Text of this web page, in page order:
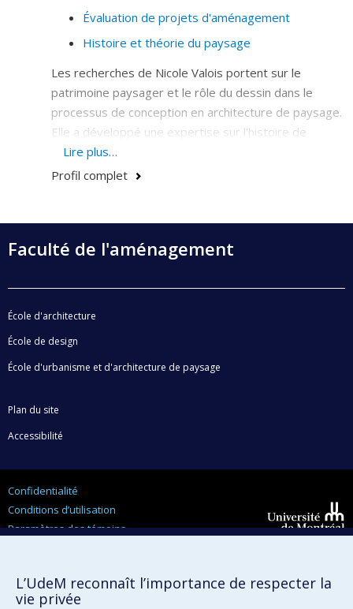
Évaluation de projets d'aménagement
Histoire et théorie du paysage
Les recherches de Nicole Valois portent sur le
patrimoine paysager et le rôle du dessin dans le
processus de conception en architecture de paysage.
Elle a développé une expertise sur l'histoire de
l'architecture de paysage moderne au Canada et sur
les méthodes d'évaluation des valeurs patrimoniales
de protection, pour mieux les évaluer et les gérer. Elle
d'architecture de paysage et plus particulièrement aux
dessins inhérents au processus d'un projet.
Lire plus…
Profil complet
Faculté de l'aménagement
École d'architecture
École de design
École d'urbanisme et d'architecture de paysage
Plan du site
Accessibilité
Confidentialité
Conditions d’utilisation
Paramètres des témoins
Université de
L’UdeM reconnaît l’importance de respecter la
vie privée